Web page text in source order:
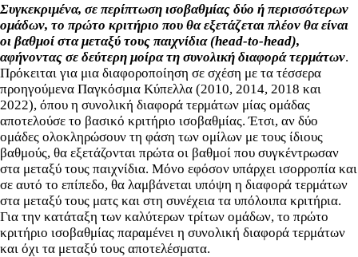
Συγκεκριμένα, σε περίπτωση ισοβαθμίας δύο ή περισσότερων
ομάδων, το πρώτο κριτήριο που θα εξετάζεται πλέον θα είναι
οι βαθμοί στα μεταξύ τους παιχνίδια (head-to-head),
αφήνοντας σε δεύτερη μοίρα τη συνολική διαφορά τερμάτων.
Πρόκειται για μια διαφοροποίηση σε σχέση με τα τέσσερα
προηγούμενα Παγκόσμια Κύπελλα (2010, 2014, 2018 και
2022), όπου η συνολική διαφορά τερμάτων μίας ομάδας
αποτελούσε το βασικό κριτήριο ισοβαθμίας. Έτσι, αν δύο
ομάδες ολοκληρώσουν τη φάση των ομίλων με τους ίδιους
βαθμούς, θα εξετάζονται πρώτα οι βαθμοί που συγκέντρωσαν
στα μεταξύ τους παιχνίδια. Μόνο εφόσον υπάρχει ισορροπία και
σε αυτό το επίπεδο, θα λαμβάνεται υπόψη η διαφορά τερμάτων
στα μεταξύ τους ματς και στη συνέχεια τα υπόλοιπα κριτήρια.
Για την κατάταξη των καλύτερων τρίτων ομάδων, το πρώτο
κριτήριο ισοβαθμίας παραμένει η συνολική διαφορά τερμάτων
και όχι τα μεταξύ τους αποτελέσματα.